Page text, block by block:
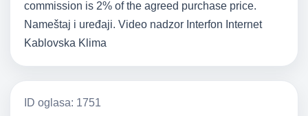
commission is 2% of the agreed purchase price.
Nameštaj i uređaji. Video nadzor Interfon Internet
Kablovska Klima
ID oglasa: 1751